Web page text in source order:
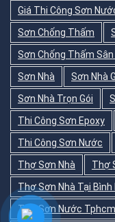
Giá Thi Công Sơn
Sơn Chống Thấm
Sơn Chống Thấm
Sơn Nhà
Sơn Nhà
Sơn Nhà Trọn Gói
Thi Công Sơn Epoxy
Thi Công Sơn Nước
Thợ Sơn Nhà
Thợ
Thợ Sơn Nhà Tại Bình
Thợ Sơn Nước Tphcm